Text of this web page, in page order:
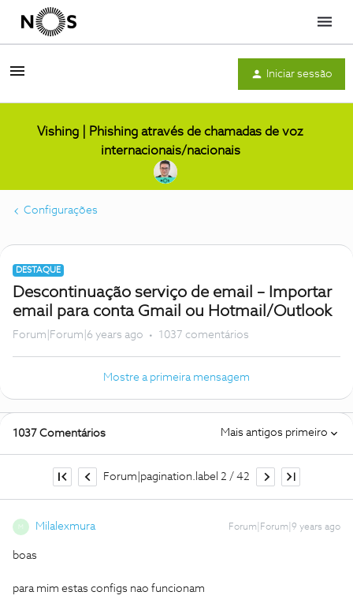
Menu
Iniciar sessão
Vishing | Phishing através de chamadas de voz
internacionais/nacionais
Configurações
DESTAQUE
Descontinuação serviço de email – Importar
email para conta Gmail ou Hotmail/Outlook
Forum|Forum|6 years ago 1037 comentários
Mostre a primeira mensagem
1037 Comentários Mais antigos primeiro
Forum|pagination.label 2 / 42
M Milalexmura Forum|Forum|9 years ago
boas
para mim estas configs nao funcionam